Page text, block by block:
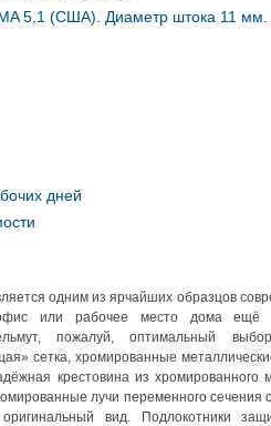
5,1 (США). Диаметр штока 11 мм.
дней
одним из ярчайших образцов
или рабочее место дома ещё
пожалуй, оптимальный
сетка, хромированные
крестовина из хромированного
лучи переменного сечения
вид. Подлокотники